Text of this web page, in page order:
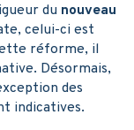
du nouveau
celui-ci est
réforme, il
Désormais,
des
indicatives.